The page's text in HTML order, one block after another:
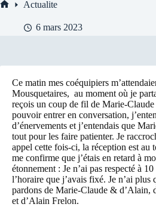
Actualite
6 mars 2023
Ce matin mes coéquipiers
Mousquetaires, au moment où je
reçois un coup de fil de Marie-Claude
pouvoir entrer en conversation,
d’énervements et j’entendais que
tout pour les faire patienter. Je
appel cette fois-ci, la réception est au
me confirme que j’étais en retard à
étonnement : Je n’ai pas respecté à
l’horaire que j’avais fixé. Je n’ai plus
pardons de Marie-Claude & d’Alain,
et d’Alain Frelon.